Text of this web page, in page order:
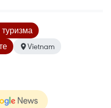
Vietnam